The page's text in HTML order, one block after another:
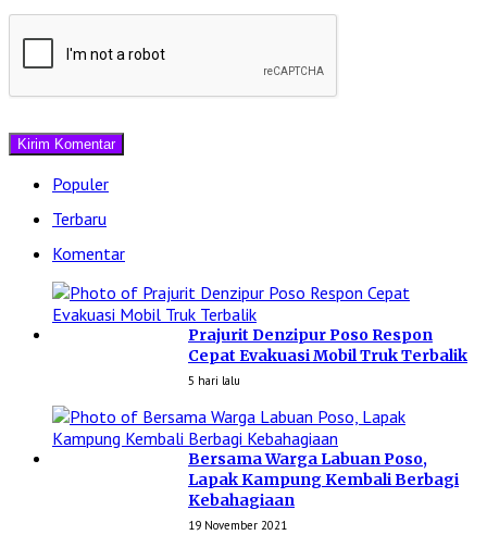
Populer
Terbaru
Komentar
Prajurit Denzipur Poso Respon
Cepat Evakuasi Mobil Truk Terbalik
5 hari lalu
Bersama Warga Labuan Poso,
Lapak Kampung Kembali Berbagi
Kebahagiaan
19 November 2021